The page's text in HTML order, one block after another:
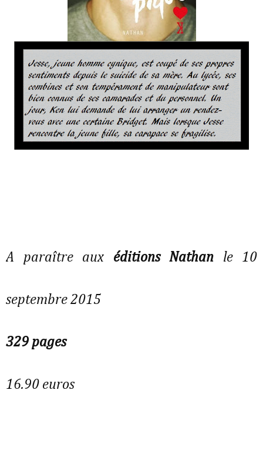
A paraître aux éditions Nathan le 10
septembre 2015
329 pages
16.90 euros